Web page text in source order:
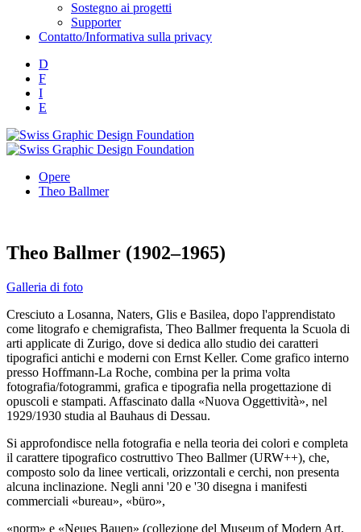
Sostegno ai progetti
Supporter
Contatto/Informativa sulla privacy
D
F
I
E
Opere
Theo Ballmer
Theo Ballmer (1902–1965)
Galleria di foto
Cresciuto a Losanna, Naters, Glis e Basilea, dopo l'apprendistato
come litografo e chemigrafista, Theo Ballmer frequenta la Scuola di
arti applicate di Zurigo, dove si dedica allo studio dei caratteri
tipografici antichi e moderni con Ernst Keller. Come grafico interno
presso Hoffmann-La Roche, combina per la prima volta
fotografia/fotogrammi, grafica e tipografia nella progettazione di
opuscoli e stampati. Affascinato dalla «Nuova Oggettività», nel
1929/1930 studia al Bauhaus di Dessau.
Si approfondisce nella fotografia e nella teoria dei colori e completa
il carattere tipografico costruttivo Theo Ballmer (URW++), che,
composto solo da linee verticali, orizzontali e cerchi, non presenta
alcuna inclinazione. Negli anni '20 e '30 disegna i manifesti
commerciali «bureau», «büro»,
«norm» e «Neues Bauen» (collezione del Museum of Modern Art,